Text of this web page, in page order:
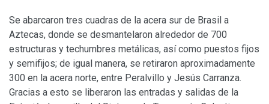
Se abarcaron tres cuadras de la acera sur de Brasil a
Aztecas, donde se desmantelaron alrededor de 700
estructuras y techumbres metálicas, así como puestos fijos
y semifijos; de igual manera, se retiraron aproximadamente
300 en la acera norte, entre Peralvillo y Jesús Carranza.
Gracias a esto se liberaron las entradas y salidas de la